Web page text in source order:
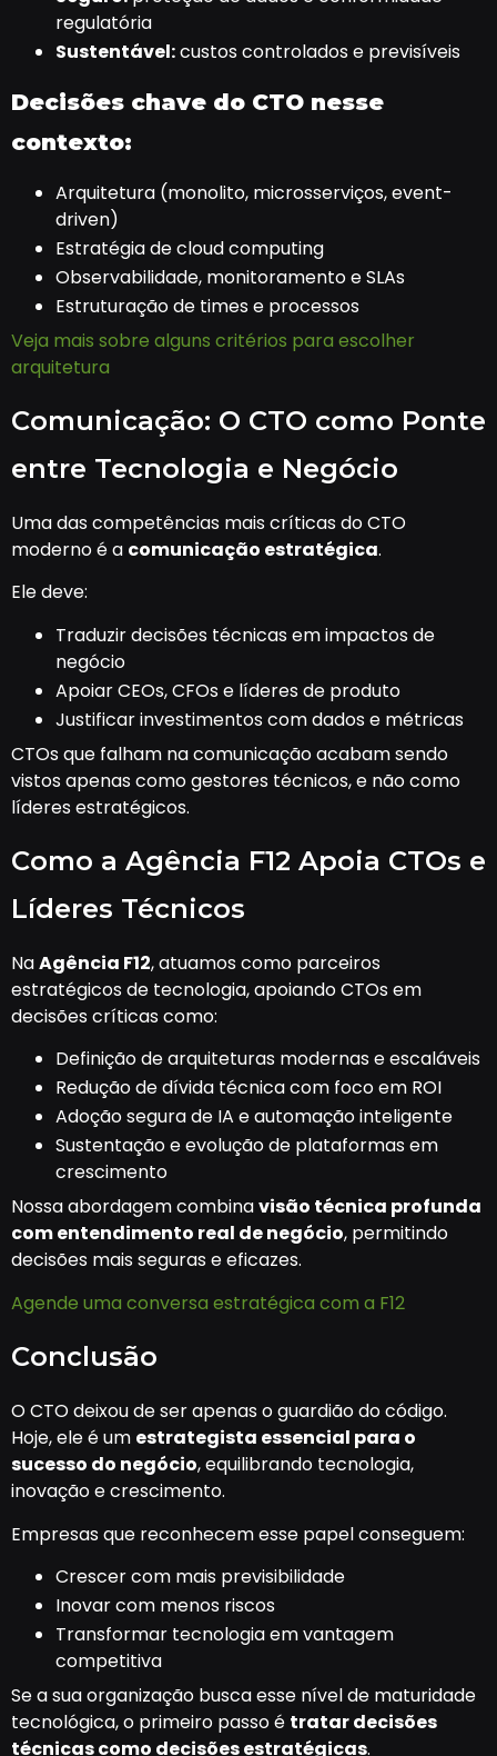
regulatória
Sustentável:custos controlados e previsíveis
Decisões chave do CTO nesse
contexto:
Arquitetura (monolito, microsserviços, event-
driven)
Estratégia de cloud computing
Observabilidade, monitoramento e SLAs
Estruturação de times e processos
Veja mais sobre alguns critérios para escolher
arquitetura
Comunicação: O CTO como Ponte
entre Tecnologia e Negócio
Uma das competências mais críticas do CTO
moderno é a comunicação estratégica.
Ele deve:
Traduzir decisões técnicas em impactos de
negócio
Apoiar CEOs, CFOs e líderes de produto
Justificar investimentos com dados e métricas
CTOs que falham na comunicação acabam sendo
vistos apenas como gestores técnicos, e não como
líderes estratégicos.
Como a Agência F12 Apoia CTOs e
Líderes Técnicos
NaAgência F12, atuamos como parceiros
estratégicos de tecnologia, apoiando CTOs em
decisões críticas como:
Definição de arquiteturas modernas e escaláveis
Redução de dívida técnica com foco em ROI
Adoção segura de IA e automação inteligente
Sustentação e evolução de plataformas em
crescimento
Nossa abordagem combinavisão técnica profunda
com entendimento real de negócio, permitindo
decisões mais seguras e eficazes.
Agende uma conversa estratégica com a F12
Conclusão
O CTO deixou de ser apenas o guardião do código.
Hoje, ele é um estrategista essencial para o
sucesso do negócio, equilibrando tecnologia,
inovação e crescimento.
Empresas que reconhecem esse papel conseguem:
Crescer com mais previsibilidade
Inovar com menos riscos
Transformar tecnologia em vantagem
competitiva
Se a sua organização busca esse nível de maturidade
tecnológica, o primeiro passo é tratar decisões
técnicas como decisões estratégicas.